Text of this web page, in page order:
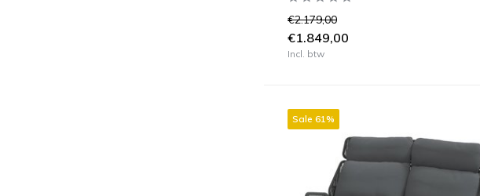
€2.179,00
€1.849,00
Incl. btw
Sale 61%